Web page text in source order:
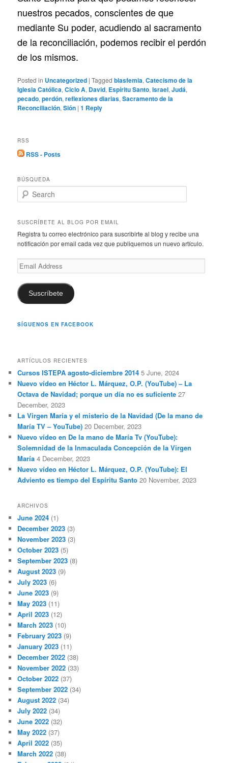
nuestros pecados, conscientes de que
mediante Su poder, acudiendo al sacramento
de la reconciliación, podemos recibir el perdón
de los mismos.
Posted in Uncategorized |Tagged blasfemia,Catecismo de la
Iglesia Católica,Ciclo A, David, Espíritu Santo,Israel,Judá,
pecado,perdón,reflexiones diarias,Sacramento de la
Reconciliación,Sión |1 Reply
RSS
RSS - Posts
BÚSQUEDA
e
r
h
SUSCRÍBETE AL BLOG POR EMAIL
Registra tu correo electrónico para suscribirte al blog y recibe una
notificación por email cada vez que publiquemos un nuevo artículo.
Email
Address
Suscríbete
SÍGUENOS EN FACEBOOK
ARTÍCULOS RECIENTES
Cursos ISTEPA agosto-diciembre 2014 5 June, 2024
Nuevo vídeo en Héctor L. Márquez, O.P. (YouTube) – La
Octava de Navidad; porque un día no es suficiente 27
December, 2023
La Virgen María y el misterio de la Navidad (De la mano de
María TV – YouTube) 20 December, 2023
Nuevo vídeo en De la mano de María Tv (YouTube):
Solemnidad de la Inmaculada Concepción de la Virgen
María 4 December, 2023
Nuevo vídeo en Héctor L. Márquez, O.P. (YouTube): El
Adviento es tiempo del Espíritu Santo 20 November, 2023
ARCHIVOS
June 2024 (1)
December 2023 (3)
November 2023 (3)
October 2023 (5)
September 2023 (8)
August 2023 (9)
July 2023 (6)
June 2023 (9)
May 2023 (11)
April 2023 (12)
March 2023 (10)
February 2023 (9)
January 2023 (11)
December 2022 (38)
November 2022 (33)
October 2022 (37)
September 2022 (34)
August 2022 (34)
July 2022 (34)
June 2022 (32)
May 2022 (37)
April 2022 (35)
March 2022 (38)